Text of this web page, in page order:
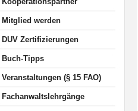
Mitglied werden
DUV Zertifizierungen
Buch-Tipps
Veranstaltungen (§ 15 FAO)
Fachanwaltslehrgänge